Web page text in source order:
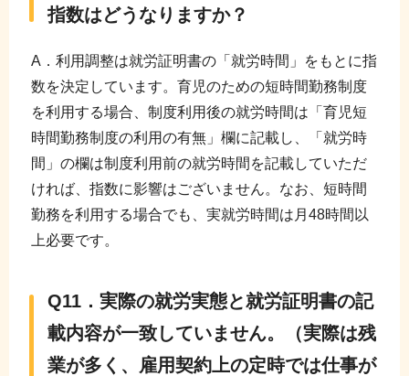
指数はどうなりますか？
A．利用調整は就労証明書の「就労時間」をもとに指
数を決定しています。育児のための短時間勤務制度
を利用する場合、制度利用後の就労時間は「育児短
時間勤務制度の利用の有無」欄に記載し、「就労時
間」の欄は制度利用前の就労時間を記載していただ
ければ、指数に影響はございません。なお、短時間
勤務を利用する場合でも、実就労時間は月48時間以
上必要です。
Q11．実際の就労実態と就労証明書の記
載内容が一致していません。（実際は残
業が多く、雇用契約上の定時では仕事が